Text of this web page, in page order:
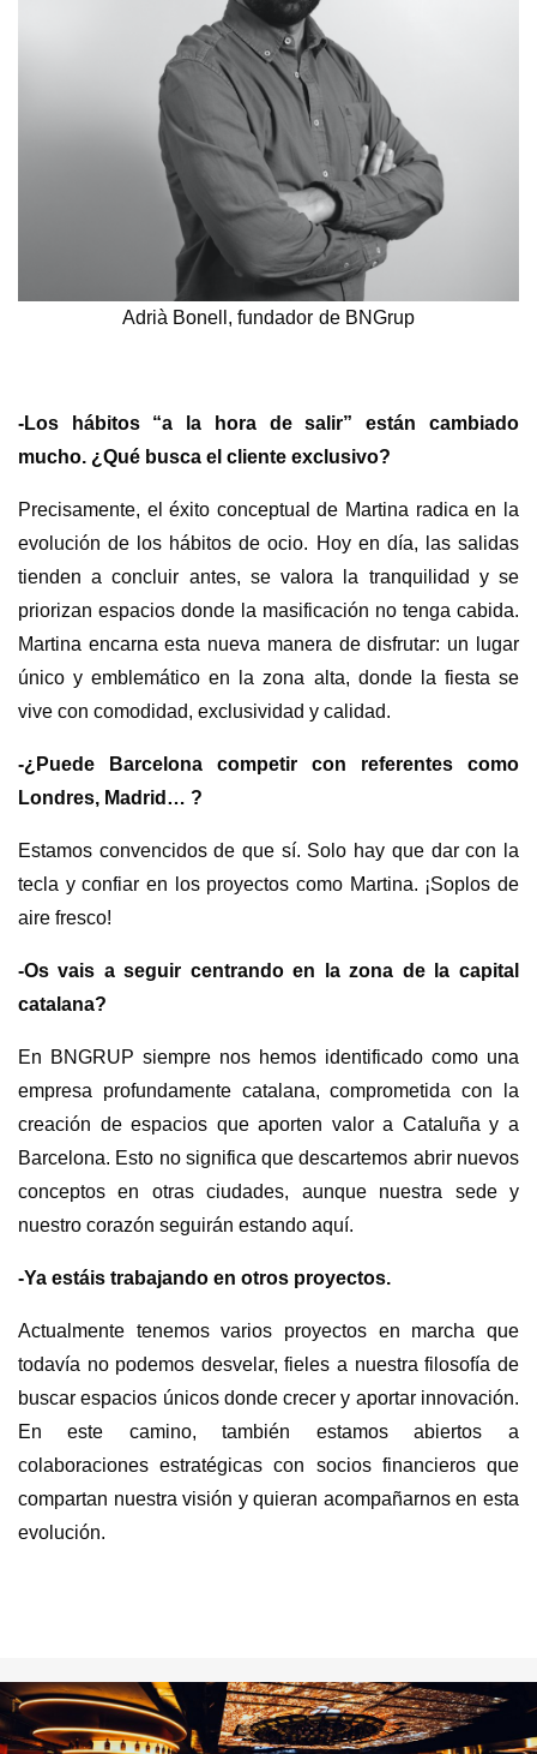
Adrià Bonell, fundador de BNGrup
-Los hábitos “a la hora de salir” están cambiado
mucho. ¿Qué busca el cliente exclusivo?
Precisamente, el éxito conceptual de Martina radica en la
evolución de los hábitos de ocio. Hoy en día, las salidas
tienden a concluir antes, se valora la tranquilidad y se
priorizan espacios donde la masificación no tenga cabida.
Martina encarna esta nueva manera de disfrutar: un lugar
único y emblemático en la zona alta, donde la fiesta se
vive con comodidad, exclusividad y calidad.
-¿Puede Barcelona competir con referentes como
Londres, Madrid… ?
Estamos convencidos de que sí. Solo hay que dar con la
tecla y confiar en los proyectos como Martina. ¡Soplos de
aire fresco!
-Os vais a seguir centrando en la zona de la capital
catalana?
En BNGRUP siempre nos hemos identificado como una
empresa profundamente catalana, comprometida con la
creación de espacios que aporten valor a Cataluña y a
Barcelona. Esto no significa que descartemos abrir nuevos
conceptos en otras ciudades, aunque nuestra sede y
nuestro corazón seguirán estando aquí.
-Ya estáis trabajando en otros proyectos.
Actualmente tenemos varios proyectos en marcha que
todavía no podemos desvelar, fieles a nuestra filosofía de
buscar espacios únicos donde crecer y aportar innovación.
En este camino, también estamos abiertos a
colaboraciones estratégicas con socios financieros que
compartan nuestra visión y quieran acompañarnos en esta
evolución.